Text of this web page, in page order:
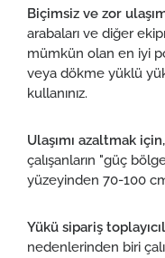
Biçimsiz ve zor
arabaları ve diğer
mümkün olan en iyi
veya dökme yüklü
kullanınız.
Ulaşımı azaltmak
çalışanların "güç
yüzeyinden 70-100
Yükü sipariş
nedenlerinden biri